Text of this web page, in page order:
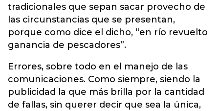
tradicionales que sepan sacar provecho de
las circunstancias que se presentan,
porque como dice el dicho, “en río revuelto
ganancia de pescadores”.
Errores, sobre todo en el manejo de las
comunicaciones. Como siempre, siendo la
publicidad la que más brilla por la cantidad
de fallas, sin querer decir que sea la única,